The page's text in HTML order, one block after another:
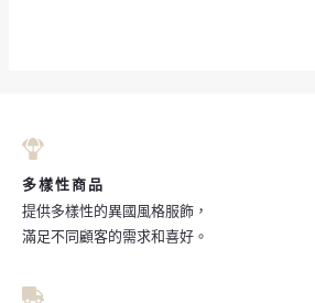
多樣性商品
提供多樣性的異國風格服飾，
滿足不同顧客的需求和喜好。